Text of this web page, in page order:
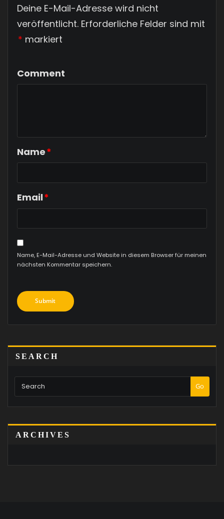
Deine E-Mail-Adresse wird nicht
veröffentlicht. Erforderliche Felder sind mit
* markiert
Comment
Name*
Email*
Name, E-Mail-Adresse und Website in diesem Browser für meinen
nächsten Kommentar speichern.
SEARCH
Go
ARCHIVES